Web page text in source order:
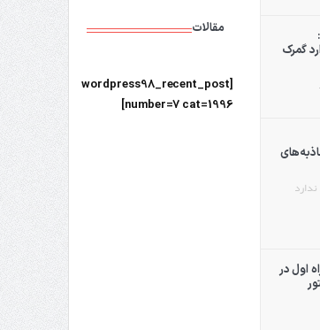
مقالات
[wordpress98_recent_post
number=7 cat=1996]
گمرک
اول در